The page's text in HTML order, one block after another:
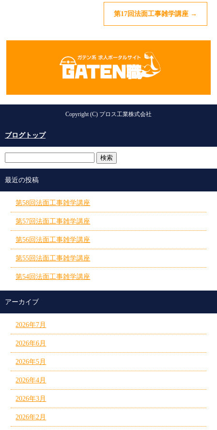
第17回法面工事雑学講座 →
Copyright (C) プロス工業株式会社
ブログトップ
最近の投稿
第58回法面工事雑学講座
第57回法面工事雑学講座
第56回法面工事雑学講座
第55回法面工事雑学講座
第54回法面工事雑学講座
アーカイブ
2026年7月
2026年6月
2026年5月
2026年4月
2026年3月
2026年2月